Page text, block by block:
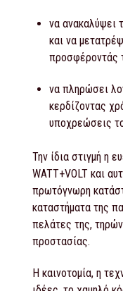
να ανακαλύψει
και να
προσφέροντάς
να πληρώσει
κερδίζοντας
υποχρεώσεις
Την ίδια στιγμή η
WATT+VOLT και
πρωτόγνωρη
καταστήματα της
πελάτες της,
προστασίας.
Η καινοτομία, η